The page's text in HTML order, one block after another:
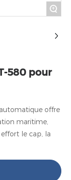
+
580 pour
offre
maritime,
le cap, la